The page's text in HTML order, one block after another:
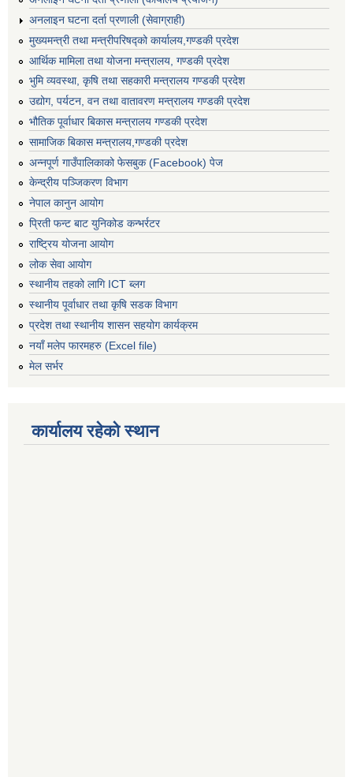
अनलाइन घटना दर्ता प्रणाली (सेवाग्राही)
मुख्यमन्त्री तथा मन्त्रीपरिषद्को कार्यालय,गण्डकी प्रदेश
आर्थिक मामिला तथा योजना मन्त्रालय, गण्डकी प्रदेश
भुमि व्यवस्था, कृषि तथा सहकारी मन्त्रालय गण्डकी प्रदेश
उद्योग, पर्यटन, वन तथा वातावरण मन्त्रालय गण्डकी प्रदेश
भौतिक पूर्वाधार बिकास मन्त्रालय गण्डकी प्रदेश
सामाजिक बिकास मन्त्रालय,गण्डकी प्रदेश
अन्नपूर्ण गाउँपालिकाको फेसबुक (Facebook) पेज
केन्द्रीय पञ्जिकरण विभाग
नेपाल कानुन आयोग
प्रिती फन्ट बाट युनिकोड कन्भर्रटर
राष्ट्रिय योजना आयोग
लोक सेवा आयोग
स्थानीय तहको लागि ICT ब्लग
स्थानीय पूर्वाधार तथा कृषि सडक विभाग
प्रदेश तथा स्थानीय शासन सहयोग कार्यक्रम
नयाँ मलेप फारमहरु (Excel file)
मेल सर्भर
कार्यालय रहेको स्थान